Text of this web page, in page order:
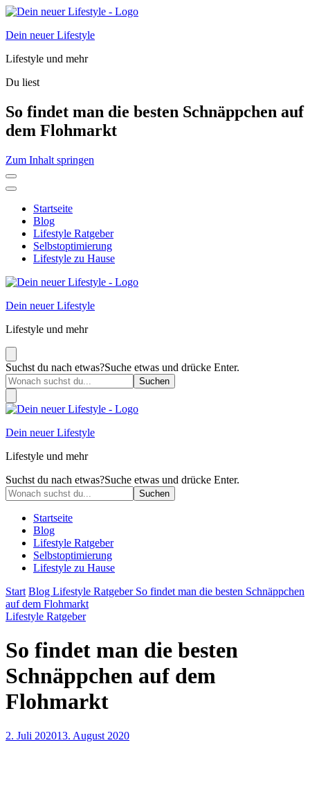
Dein neuer Lifestyle
Lifestyle und mehr
Du liest
So findet man die besten Schnäppchen auf
dem Flohmarkt
Zum Inhalt springen
Startseite
Blog
Lifestyle Ratgeber
Selbstoptimierung
Lifestyle zu Hause
Dein neuer Lifestyle
Lifestyle und mehr
Suchst du nach etwas?Suche etwas und drücke Enter.
Dein neuer Lifestyle
Lifestyle und mehr
Suchst du nach etwas?Suche etwas und drücke Enter.
Startseite
Blog
Lifestyle Ratgeber
Selbstoptimierung
Lifestyle zu Hause
Start Blog Lifestyle Ratgeber So findet man die besten Schnäppchen
auf dem Flohmarkt
Lifestyle Ratgeber
So findet man die besten
Schnäppchen auf dem
Flohmarkt
2. Juli 202013. August 2020